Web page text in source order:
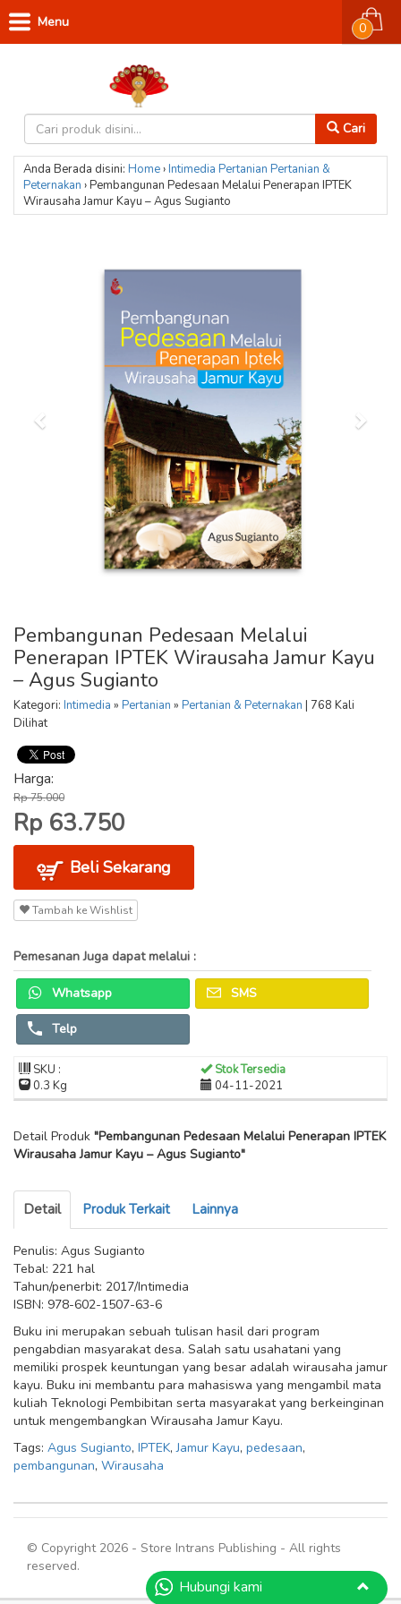
Cari
0
Menu
Anda Berada disini: Home›Intimedia Pertanian Pertanian &
Peternakan ›Pembangunan Pedesaan Melalui Penerapan IPTEK
Wirausaha Jamur Kayu – Agus Sugianto
Pembangunan Pedesaan Melalui
Penerapan IPTEK Wirausaha Jamur Kayu
– Agus Sugianto
Kategori: Intimedia » Pertanian » Pertanian & Peternakan | 768 Kali
Dilihat
Harga:
Rp 75.000
Rp 63.750
Beli Sekarang
Tambah ke Wishlist
Pemesanan Juga dapat melalui :
Whatsapp SMS
Telp
SKU :
Stok Tersedia
0.3 Kg
04-11-2021
Detail Produk "Pembangunan Pedesaan Melalui Penerapan IPTEK
Wirausaha Jamur Kayu – Agus Sugianto"
Detail Produk Terkait Lainnya
Penulis: Agus Sugianto
Tebal: 221 hal
Tahun/penerbit: 2017/Intimedia
ISBN: 978-602-1507-63-6
Buku ini merupakan sebuah tulisan hasil dari program
pengabdian masyarakat desa. Salah satu usahatani yang
memiliki prospek keuntungan yang besar adalah wirausaha jamur
kayu. Buku ini membantu para mahasiswa yang mengambil mata
kuliah Teknologi Pembibitan serta masyarakat yang berkeinginan
untuk mengembangkan Wirausaha Jamur Kayu.
Tags: Agus Sugianto, IPTEK,Jamur Kayu, pedesaan,
pembangunan, Wirausaha
© Copyright 2026 - Store Intrans Publishing - All rights
reserved.
Hubungi kami